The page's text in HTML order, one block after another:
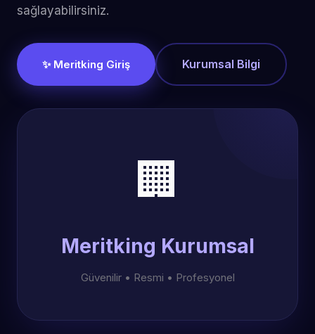
sağlayabilirsiniz.
✨ Meritking Giriş Kurumsal Bilgi
🏢
Meritking Kurumsal
Güvenilir • Resmi • Profesyonel